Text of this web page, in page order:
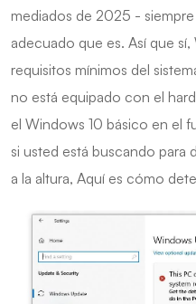
mediados de 2025 -
adecuado que es. Así que sí,
requisitos mínimos del
no está equipado con el
el Windows 10 básico en el
si usted está buscando para
a la altura, Aquí es cómo